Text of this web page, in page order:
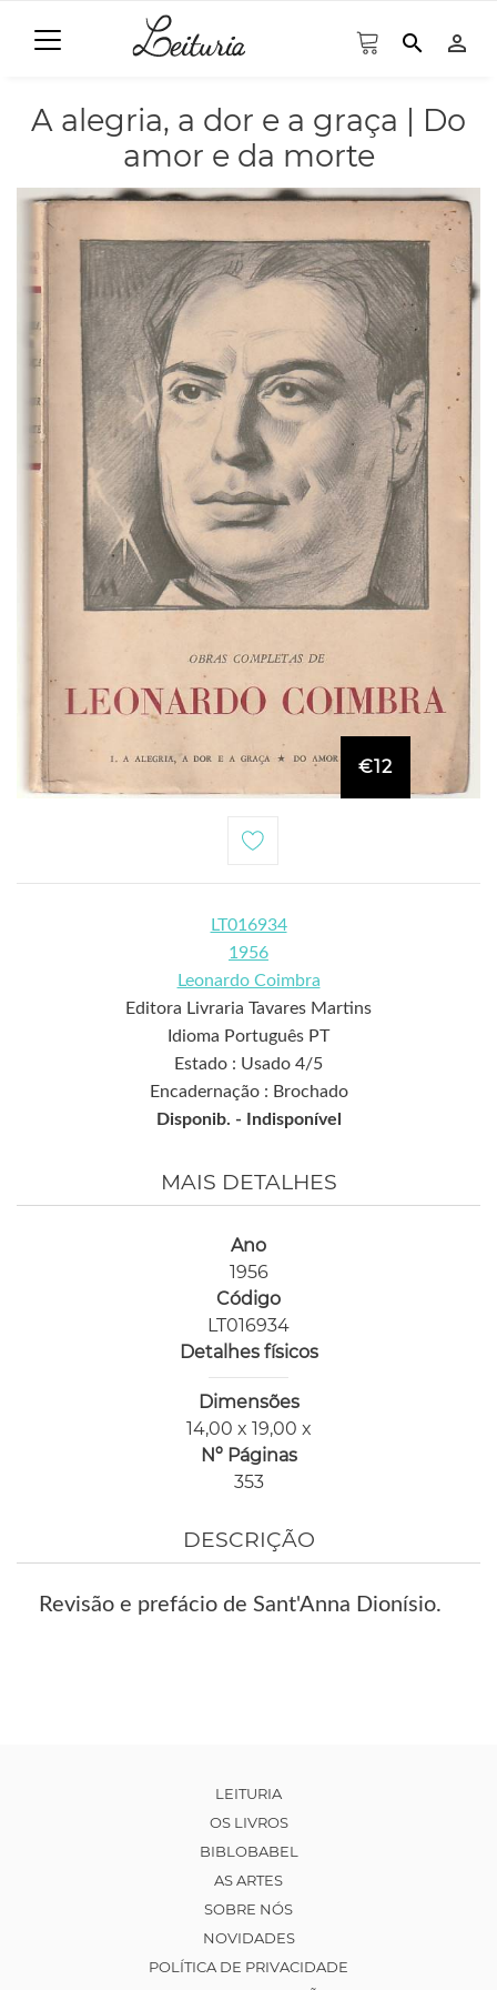
search person_outline
A alegria, a dor e a graça | Do
amor e da morte
€12
LT016934
1956
Leonardo Coimbra
Editora Livraria Tavares Martins
Idioma Português PT
Estado : Usado 4/5
Encadernação : Brochado
Disponib. -
Indisponível
MAIS DETALHES
Ano
1956
Código
LT016934
Detalhes físicos
Dimensões
14,00 x 19,00 x
Nº Páginas
353
DESCRIÇÃO
Revisão e prefácio de Sant'Anna Dionísio.
LEITURIA
OS LIVROS
BIBLOBABEL
AS ARTES
SOBRE NÓS
NOVIDADES
POLÍTICA DE PRIVACIDADE